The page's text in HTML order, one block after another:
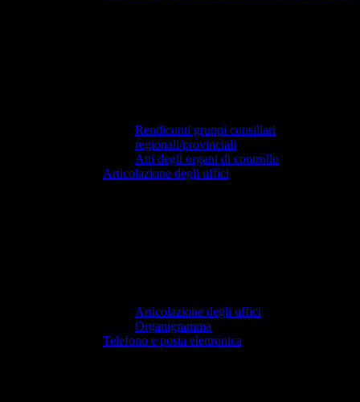
Rendiconti gruppi consiliari
regionali/provinciali
Atti degli organi di controllo
Articolazione degli uffici
Articolazione degli uffici
Organigramma
Telefono e posta elettronica